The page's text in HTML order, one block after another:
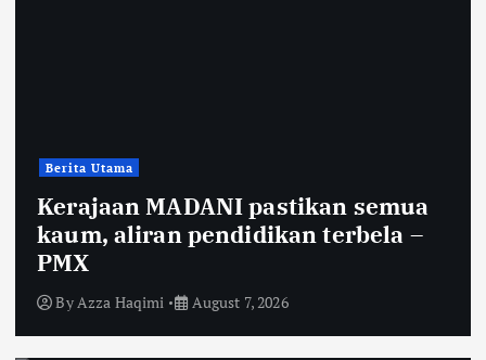
Berita Utama
Kerajaan MADANI pastikan semua
kaum, aliran pendidikan terbela –
PMX
ByAzza Haqimi August 7, 2026